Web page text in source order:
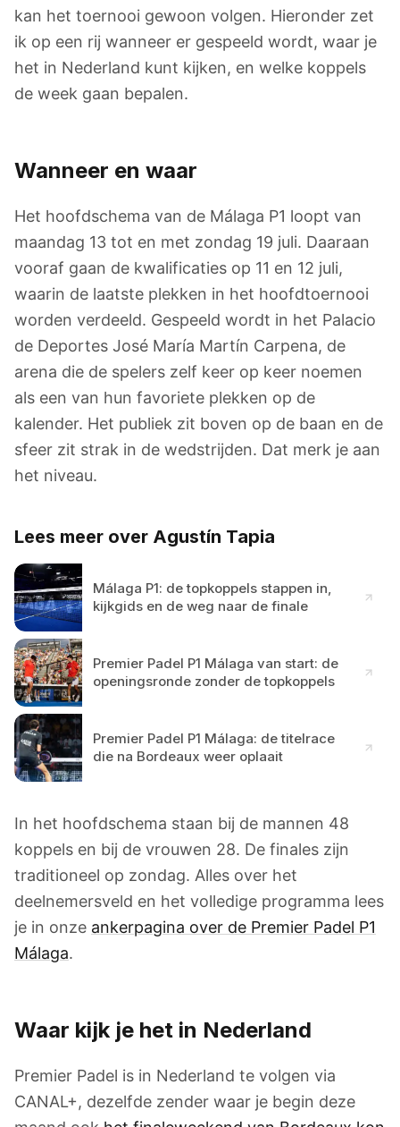
kan het toernooi gewoon volgen. Hieronder zet
ik op een rij wanneer er gespeeld wordt, waar je
het in Nederland kunt kijken, en welke koppels
de week gaan bepalen.
Wanneer en waar
Het hoofdschema van de Málaga P1 loopt van
maandag 13 tot en met zondag 19 juli. Daaraan
vooraf gaan de kwalificaties op 11 en 12 juli,
waarin de laatste plekken in het hoofdtoernooi
worden verdeeld. Gespeeld wordt in het Palacio
de Deportes José María Martín Carpena, de
arena die de spelers zelf keer op keer noemen
als een van hun favoriete plekken op de
kalender. Het publiek zit boven op de baan en de
sfeer zit strak in de wedstrijden. Dat merk je aan
het niveau.
Lees meer over Agustín Tapia
Málaga P1: de topkoppels stappen in,
kijkgids en de weg naar de finale
Premier Padel P1 Málaga van start: de
openingsronde zonder de topkoppels
Premier Padel P1 Málaga: de titelrace
die na Bordeaux weer oplaait
In het hoofdschema staan bij de mannen 48
koppels en bij de vrouwen 28. De finales zijn
traditioneel op zondag. Alles over het
deelnemersveld en het volledige programma lees
je in onze ankerpagina over de Premier Padel P1
Málaga.
Waar kijk je het in Nederland
Premier Padel is in Nederland te volgen via
CANAL+, dezelfde zender waar je begin deze